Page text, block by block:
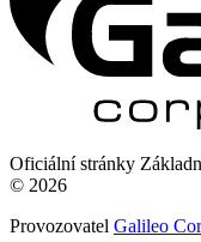
Oficiální stránky
© 2026
Provozovatel Galileo